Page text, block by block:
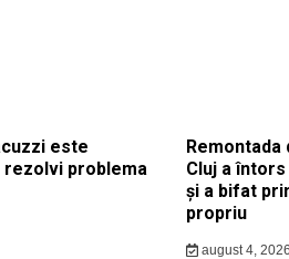
este
rezolvi problema
Remontada
Cluj a
și a bifat
propriu
august 4, 2026